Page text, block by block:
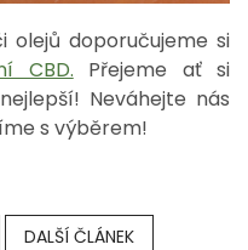
olejů doporučujeme si
CBD. Přejeme ať si
Neváhejte nás
s výběrem!
DALŠÍ ČLÁNEK